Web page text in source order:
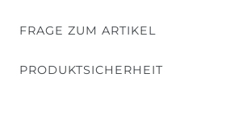
FRAGE ZUM ARTIKEL
PRODUKTSICHERHEIT